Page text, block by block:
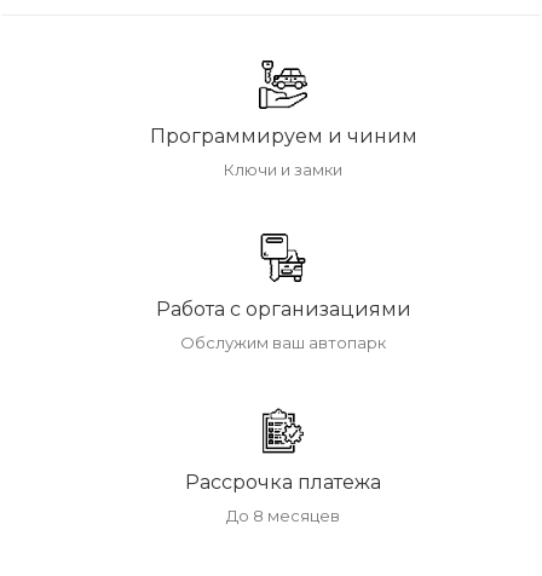
Программируем и чиним
Ключи и замки
Работа с организациями
Обслужим ваш автопарк
Рассрочка платежа
До 8 месяцев